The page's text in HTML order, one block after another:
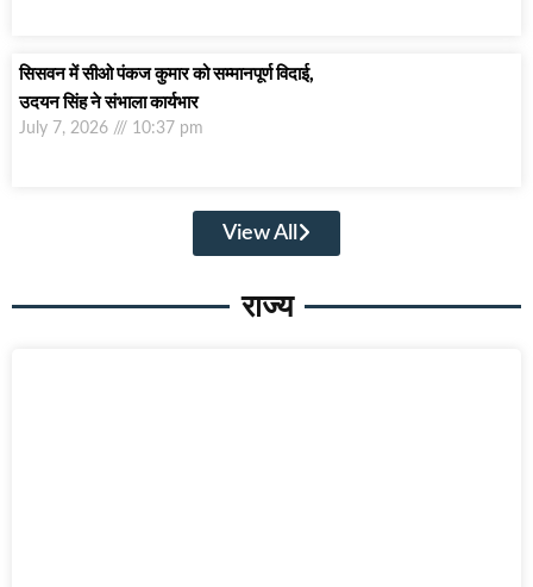
सिसवन में सीओ पंकज कुमार को सम्मानपूर्ण विदाई,
उदयन सिंह ने संभाला कार्यभार
July 7, 2026 10:37 pm
View All
राज्य